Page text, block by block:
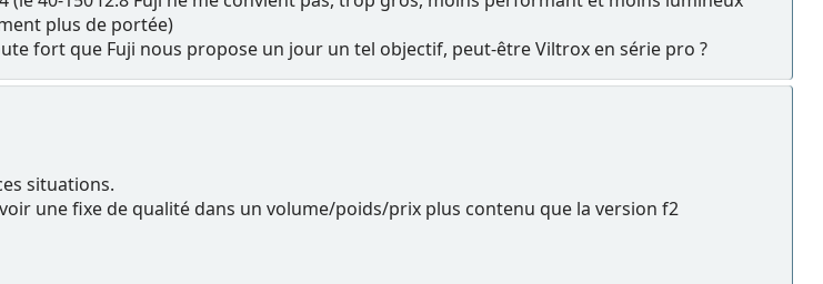
plus de portée)
fort que Fuji nous propose un jour un tel objectif, peut-être Viltrox en série pro ?
situations.
une fixe de qualité dans un volume/poids/prix plus contenu que la version f2